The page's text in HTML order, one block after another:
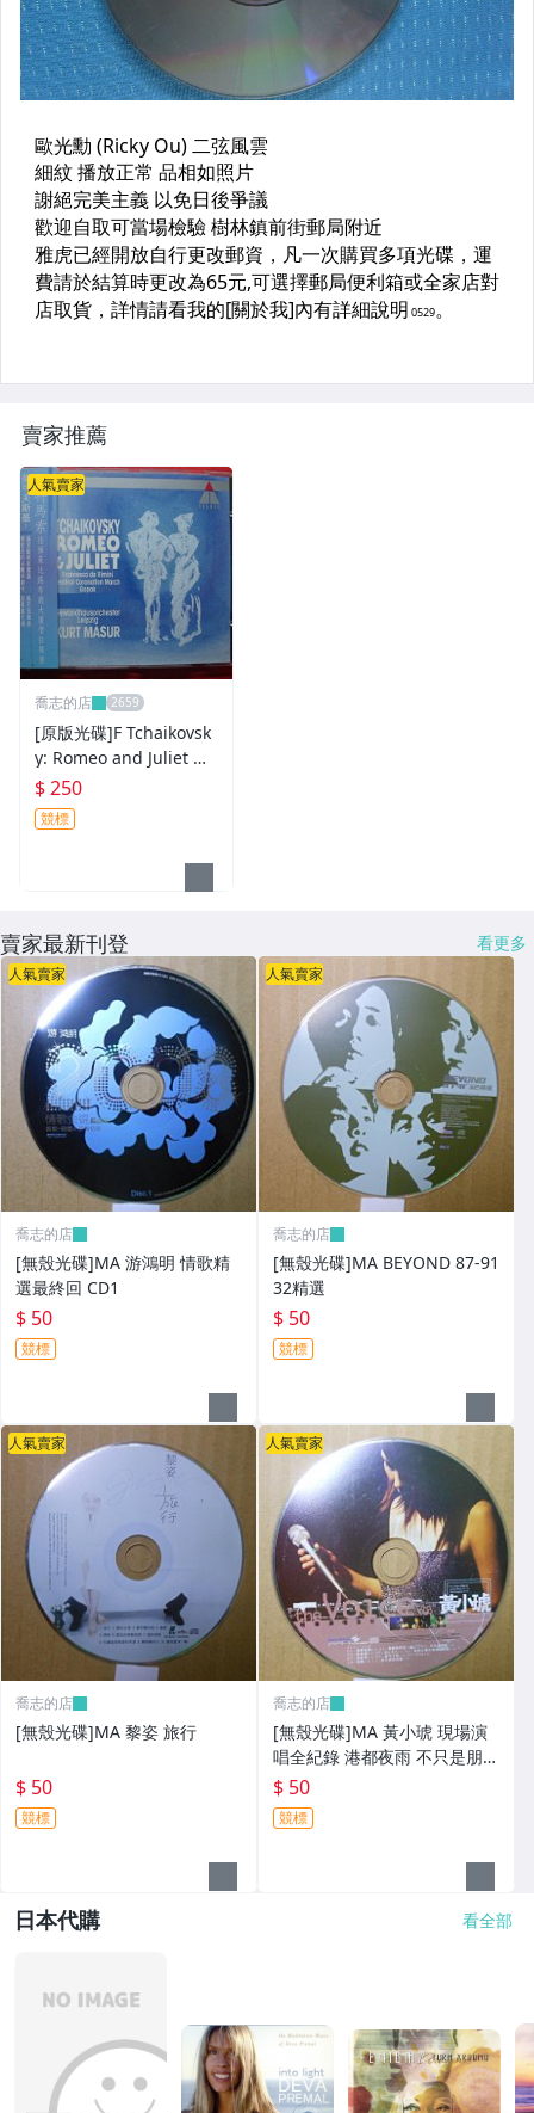
PSP及其他原版遊戲光碟
藍光電影影片光碟
XBOX遊戲光碟
旅遊書籍小說書刊
集郵
其它
賣家推薦
人氣賣家
喬志的店
[原版光碟]F Tchaikovsk
y: Romeo and Juliet M
ADE IN GERMANY
$ 250
競標
賣家最新刊登 看更多
人氣賣家
喬志的店
[無殼光碟]MA 游鴻明 情歌精
選最終回 CD1
$ 50
競標
人氣賣家
喬志的店
[無殼光碟]MA BEYOND 87-91
32精選
$ 50
競標
人氣賣家
喬志的店
[無殼光碟]MA 黎姿 旅行
$ 50
競標
人氣賣家
喬志的店
[無殼光碟]MA 黃小琥 現場演
唱全紀錄 港都夜雨 不只是朋友
我要我們在一起
$ 50
競標
日本代購 看全部